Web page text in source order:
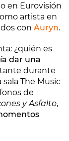
en Eurovisión
artista en
con Auryn.
¿quién es
dar una
durante
The Music
de
y Asfalto,